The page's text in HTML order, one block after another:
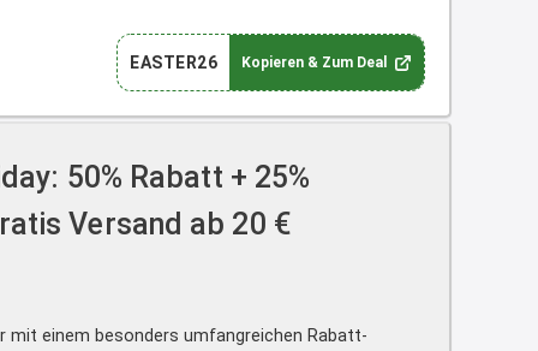
EASTER26 Kopieren & Zum Deal
50% Rabatt + 25%
Versand ab 20 €
mit einem besonders umfangreichen Rabatt-
www.fielmann-
@Joachim Moin Joachim, schön
↩